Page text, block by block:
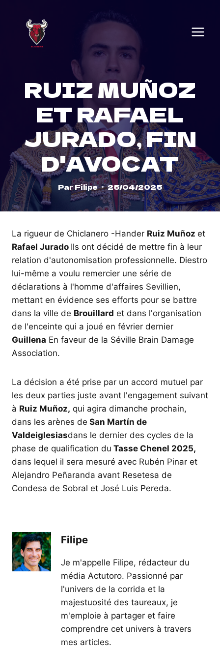
content
RUIZ MUÑOZ
ET RAFAEL
JURADO, FIN
D'AVOCAT
ParFilipe 25/04/2025
La rigueur de Chiclanero -Hander Ruiz Muñoz et
Rafael Jurado Ils ont décidé de mettre fin à leur
relation d'autonomisation professionnelle. Diestro
lui-même a voulu remercier une série de
déclarations à l'homme d'affaires Sevillien,
mettant en évidence ses efforts pour se battre
dans la ville de Brouillard et dans l'organisation
de l'enceinte qui a joué en février dernier
Guillena En faveur de la Séville Brain Damage
Association.
La décision a été prise par un accord mutuel par
les deux parties juste avant l'engagement suivant
à Ruiz Muñoz, qui agira dimanche prochain,
dans les arènes de San Martín de
Valdeiglesiasdans le dernier des cycles de la
phase de qualification du Tasse Chenel 2025,
dans lequel il sera mesuré avec Rubén Pinar et
Alejandro Peñaranda avant Resetesa de
Condesa de Sobral et José Luis Pereda.
Filipe
Je m'appelle Filipe, rédacteur du
média Actutoro. Passionné par
l'univers de la corrida et la
majestuosité des taureaux, je
m'emploie à partager et faire
comprendre cet univers à travers
mes articles.